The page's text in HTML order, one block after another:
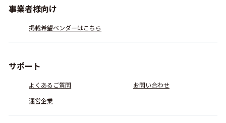
事業者様向け
掲載希望ベンダーはこちら
サポート
よくあるご質問
お問い合わせ
運営企業